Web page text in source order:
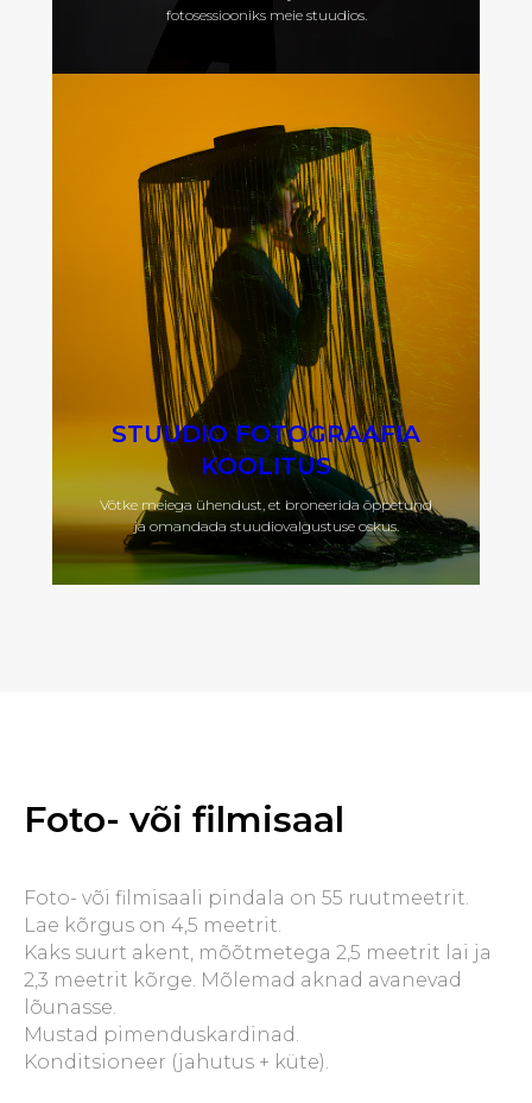
fotosessiooniks meie stuudios.
STUUDIO FOTOGRAAFIA
KOOLITUS
Võtke meiega ühendust, et broneerida õppetund
ja omandada stuudiovalgustuse oskus.
Foto- või filmisaal
Foto- või filmisaali pindala on 55 ruutmeetrit.
Lae kõrgus on 4,5 meetrit.
Kaks suurt akent, mõõtmetega 2,5 meetrit lai ja
2,3 meetrit kõrge. Mõlemad aknad avanevad
lõunasse.
Mustad pimenduskardinad.
Konditsioneer (jahutus + küte).